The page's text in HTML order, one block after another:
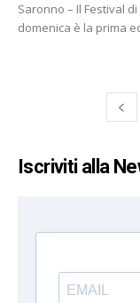
Saronno – Il Festival
domenica è la prima
Iscriviti alla